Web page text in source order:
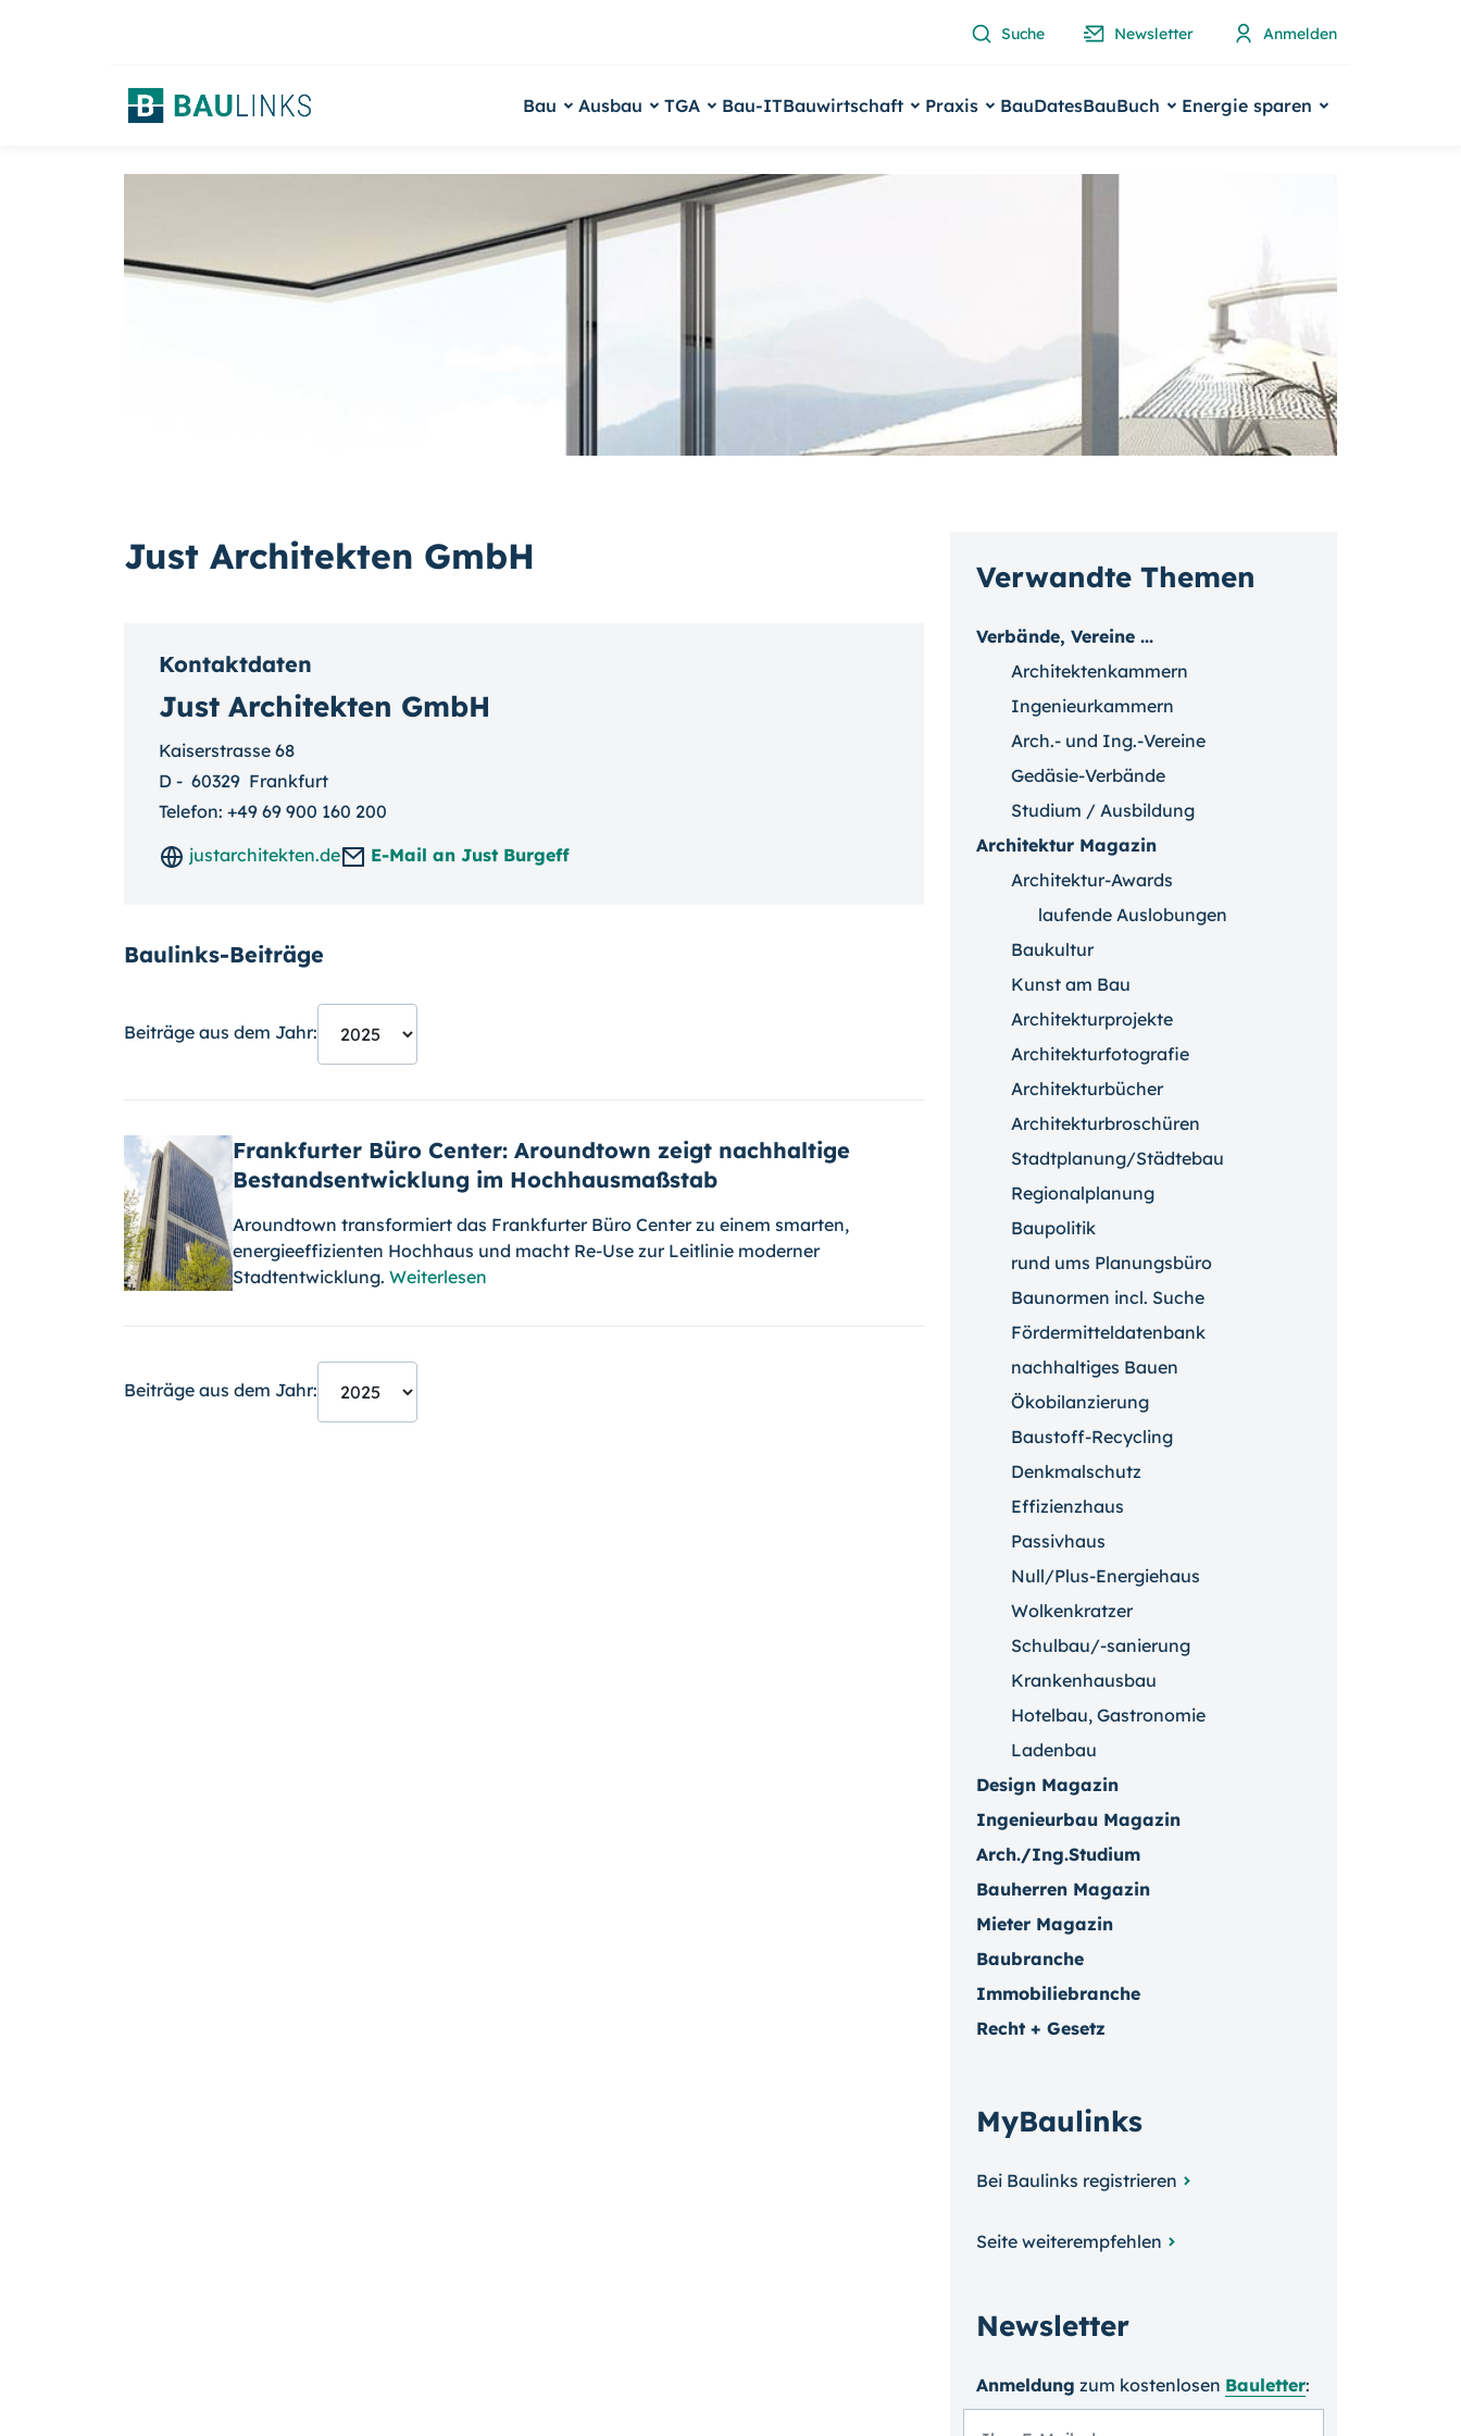
Suche Newsletter Anmelden
Bau Ausbau TGA Bau-ITBauwirtschaft Praxis BauDatesBauBuch Energie sparen
Just Architekten GmbH
Kontaktdaten
Just Architekten GmbH
Kaiserstrasse 68
D - 60329 Frankfurt
Telefon: +49 69 900 160 200
justarchitekten.de
E-Mail an Just Burgeff
Baulinks-Beiträge
Beiträge aus dem Jahr:
Frankfurter Büro Center: Aroundtown zeigt nachhaltige
Bestandsentwicklung im Hochhausmaßstab
Aroundtown transformiert das Frankfurter Büro Center zu einem smarten,
energieeffizienten Hochhaus und macht Re-Use zur Leitlinie moderner
Stadtentwicklung. Weiterlesen
Beiträge aus dem Jahr:
Verwandte Themen
Verbände, Vereine ...
Architektenkammern
Ingenieurkammern
Arch.- und Ing.-Vereine
Gedäsie-Verbände
Studium / Ausbildung
Architektur Magazin
Architektur-Awards
laufende Auslobungen
Baukultur
Kunst am Bau
Architekturprojekte
Architekturfotografie
Architekturbücher
Architekturbroschüren
Stadtplanung/Städtebau
Regionalplanung
Baupolitik
rund ums Planungsbüro
Baunormen incl. Suche
Fördermitteldatenbank
nachhaltiges Bauen
Ökobilanzierung
Baustoff-Recycling
Denkmalschutz
Effizienzhaus
Passivhaus
Null/Plus-Energiehaus
Wolkenkratzer
Schulbau/-sanierung
Krankenhausbau
Hotelbau, Gastronomie
Ladenbau
Design Magazin
Ingenieurbau Magazin
Arch./Ing.Studium
Bauherren Magazin
Mieter Magazin
Baubranche
Immobiliebranche
Recht + Gesetz
MyBaulinks
Bei Baulinks registrieren
Seite weiterempfehlen
Newsletter
Anmeldung zum kosten­losen Bauletter: